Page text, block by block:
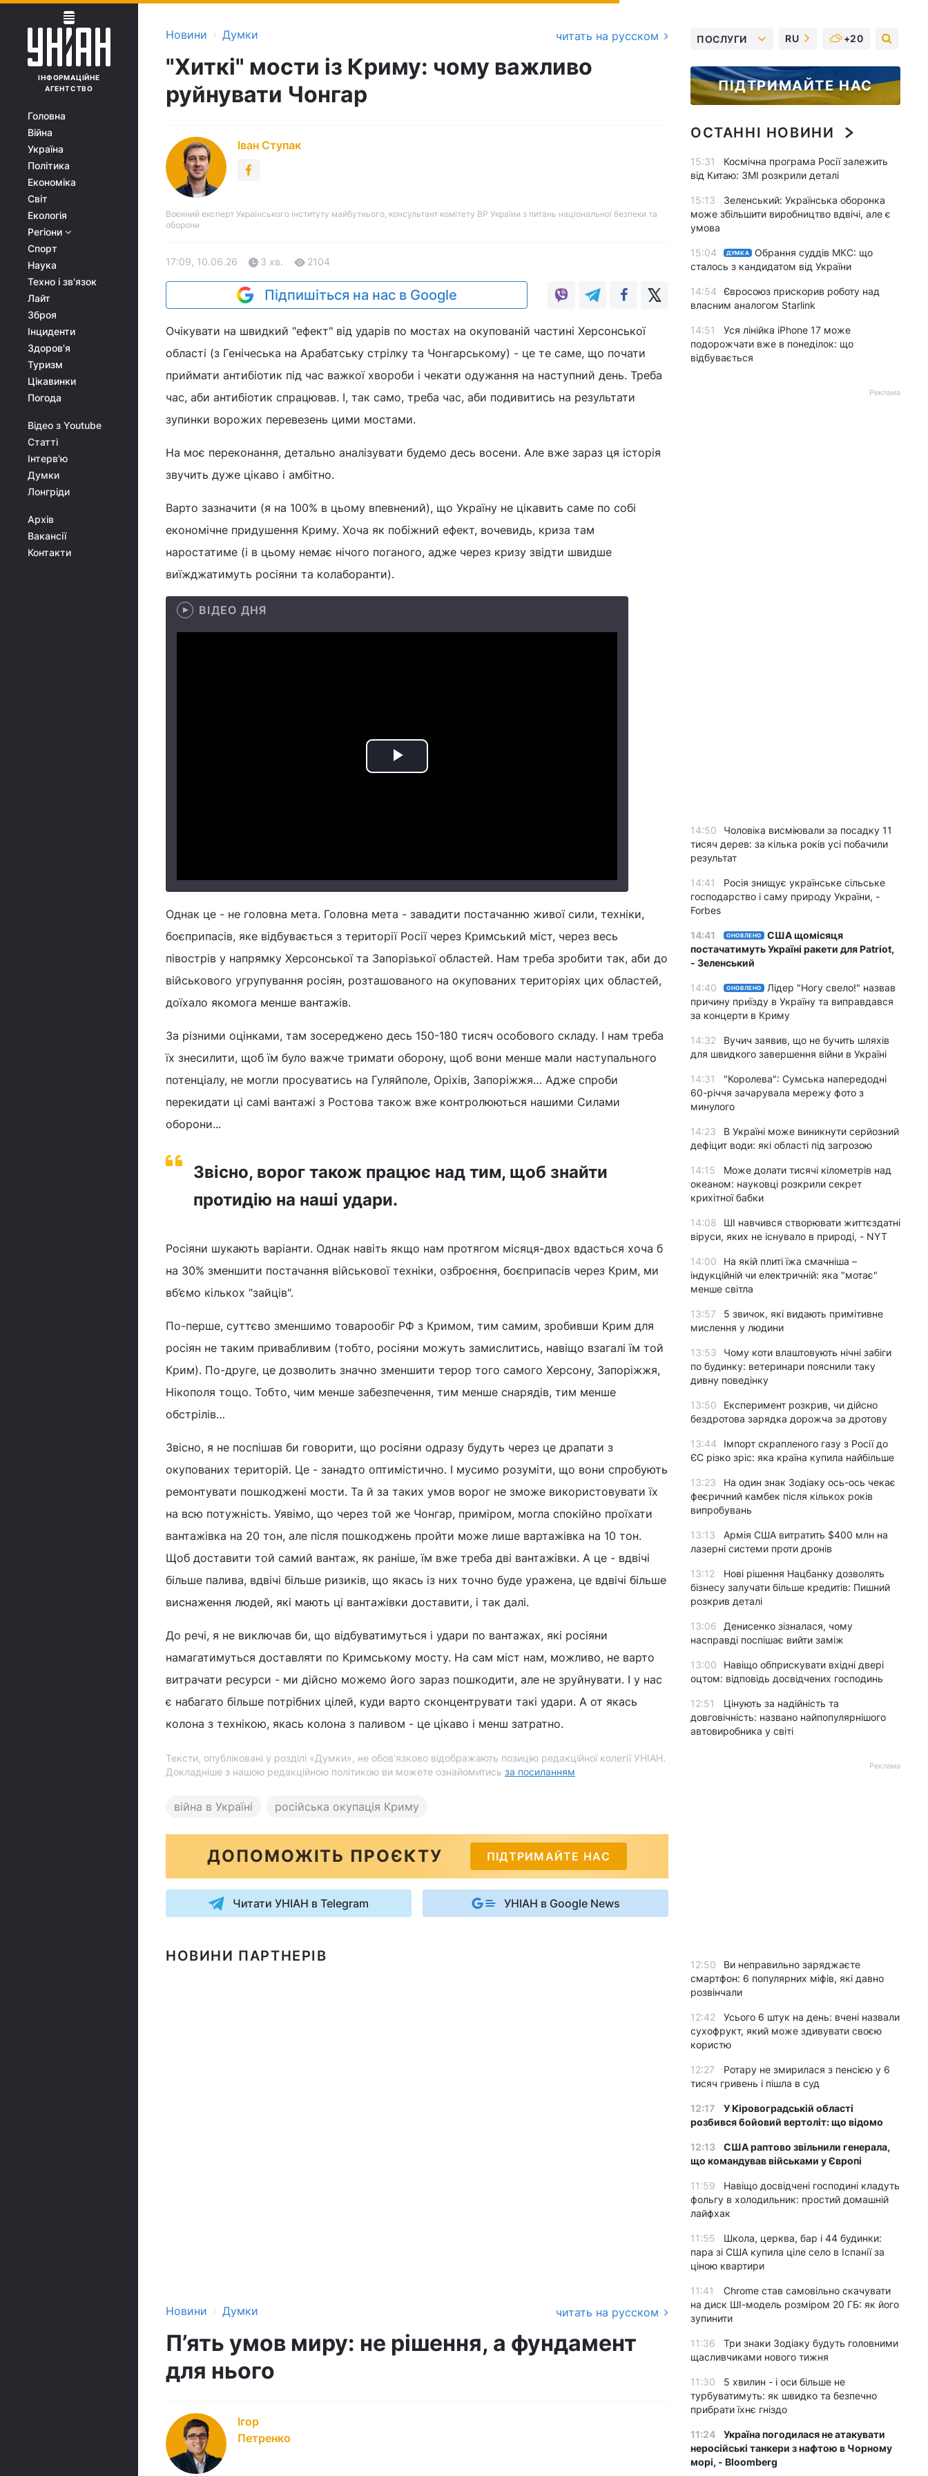
ІНФОРМАЦІЙНЕ
АГЕНТСТВО
Головна
Війна
Україна
Політика
Економіка
Світ
Екологія
Регіони
Спорт
Наука
Техно і зв'язок
Лайт
Зброя
Інциденти
Здоров'я
Туризм
Цікавинки
Погода
Відео з Youtube
Статті
Інтерв'ю
Думки
Лонгріди
Архів
Вакансії
Контакти
Новини › Думки читать на русском
"Хиткі" мости із Криму: чому важливо
руйнувати Чонгар
Іван Ступак
Воєнний експерт Українського інституту майбутнього, консультант комітету ВР України з питань національної безпеки та
оборони
17:09, 10.06.26 3 хв. 2104
Підпишіться на нас в Google
Очікувати на швидкий "ефект" від ударів по мостах на окупованій частині Херсонської
області (з Генічеська на Арабатську стрілку та Чонгарському) - це те саме, що почати
приймати антибіотик під час важкої хвороби і чекати одужання на наступний день. Треба
час, аби антибіотик спрацював. І, так само, треба час, аби подивитись на результати
зупинки ворожих перевезень цими мостами.
На моє переконання, детально аналізувати будемо десь восени. Але вже зараз ця історія
звучить дуже цікаво і амбітно.
Варто зазначити (я на 100% в цьому впевнений), що Україну не цікавить саме по собі
економічне придушення Криму. Хоча як побіжний ефект, вочевидь, криза там
наростатиме (і в цьому немає нічого поганого, адже через кризу звідти швидше
виїжджатимуть росіяни та колаборанти).
ВІДЕО ДНЯ
Play
Однак це - не головна мета. Головна мета - завадити постачанню живої сили, техніки,
боєприпасів, яке відбувається з території Росії через Кримський міст, через весь
півострів у напрямку Херсонської та Запорізької областей. Нам треба зробити так, аби до
військового угрупування росіян, розташованого на окупованих територіях цих областей,
доїхало якомога менше вантажів.
За різними оцінками, там зосереджено десь 150-180 тисяч особового складу. І нам треба
їх знесилити, щоб їм було важче тримати оборону, щоб вони менше мали наступального
потенціалу, не могли просуватись на Гуляйполе, Оріхів, Запоріжжя… Адже спроби
перекидати ці самі вантажі з Ростова також вже контролюються нашими Силами
оборони...
Звісно, ворог також працює над тим, щоб знайти
протидію на наші удари.
Росіяни шукають варіанти. Однак навіть якщо нам протягом місяця-двох вдасться хоча б
на 30% зменшити постачання військової техніки, озброєння, боєприпасів через Крим, ми
вб’ємо кількох "зайців".
По-перше, суттєво зменшимо товарообіг РФ з Кримом, тим самим, зробивши Крим для
росіян не таким привабливим (тобто, росіяни можуть замислитись, навіщо взагалі їм той
Крим). По-друге, це дозволить значно зменшити терор того самого Херсону, Запоріжжя,
Нікополя тощо. Тобто, чим менше забезпечення, тим менше снарядів, тим менше
обстрілів…
Звісно, я не поспішав би говорити, що росіяни одразу будуть через це драпати з
окупованих територій. Це - занадто оптимістично. І мусимо розуміти, що вони спробують
ремонтувати пошкоджені мости. Та й за таких умов ворог не зможе використовувати їх
на всю потужність. Уявімо, що через той же Чонгар, приміром, могла спокійно проїхати
вантажівка на 20 тон, але після пошкоджень пройти може лише вартажівка на 10 тон.
Щоб доставити той самий вантаж, як раніше, їм вже треба дві вантажівки. А це - вдвічі
більше палива, вдвічі більше ризиків, що якась із них точно буде уражена, це вдвічі більше
виснаження людей, які мають ці вантажівки доставити, і так далі.
До речі, я не виключав би, що відбуватимуться і удари по вантажах, які росіяни
намагатимуться доставляти по Кримському мосту. На сам міст нам, можливо, не варто
витрачати ресурси - ми дійсно можемо його зараз пошкодити, але не зруйнувати. І у нас
є набагато більше потрібних цілей, куди варто сконцентрувати такі удари. А от якась
колона з технікою, якась колона з паливом - це цікаво і менш затратно.
Тексти, опубліковані у розділі «Думки», не обов’язково відображають позицію редакційної колегії УНІАН.
Докладніше з нашою редакційною політикою ви можете ознайомитись за посиланням
війна в Україні російська окупація Криму
ДОПОМОЖІТЬ ПРОЄКТУ ПІДТРИМАЙТЕ НАС
Читати УНІАН в Telegram УНІАН в Google News
НОВИНИ ПАРТНЕРІВ
Новини › Думки читать на русском
П’ять умов миру: не рішення, а фундамент
для нього
Ігор
Петренко
ПОСЛУГИ RU +20
ПІДТРИМАЙТЕ НАС
ОСТАННІ НОВИНИ
15:31
Космічна програма Росії залежить
від Китаю: ЗМІ розкрили деталі
15:13
Зеленський: Українська оборонка
може збільшити виробництво вдвічі, але є
умова
15:04 ДУМКА
Обрання суддів МКС: що
сталось з кандидатом від України
14:54
Євросоюз прискорив роботу над
власним аналогом Starlink
14:51
Уся лінійка iPhone 17 може
подорожчати вже в понеділок: що
відбувається
Реклама
14:50
Чоловіка висміювали за посадку 11
тисяч дерев: за кілька років усі побачили
результат
14:41
Росія знищує українське сільське
господарство і саму природу України, -
Forbes
14:41 ОНОВЛЕНО
США щомісяця
постачатимуть Україні ракети для Patriot,
- Зеленський
14:40 ОНОВЛЕНО
Лідер "Ногу свело!" назвав
причину приїзду в Україну та виправдався
за концерти в Криму
14:32
Вучич заявив, що не бучить шляхів
для швидкого завершення війни в Україні
14:31
"Королева": Сумська напередодні
60-річчя зачарувала мережу фото з
минулого
14:23
В Україні може виникнути серйозний
дефіцит води: які області під загрозою
14:15
Може долати тисячі кілометрів над
океаном: науковці розкрили секрет
крихітної бабки
14:08
ШІ навчився створювати життєздатні
віруси, яких не існувало в природі, - NYT
14:00
На якій плиті їжа смачніша –
індукційній чи електричній: яка "мотає"
менше світла
13:57
5 звичок, які видають примітивне
мислення у людини
13:53
Чому коти влаштовують нічні забіги
по будинку: ветеринари пояснили таку
дивну поведінку
13:50
Експеримент розкрив, чи дійсно
бездротова зарядка дорожча за дротову
13:44
Імпорт скрапленого газу з Росії до
ЄС різко зріс: яка країна купила найбільше
13:23
На один знак Зодіаку ось-ось чекає
феєричний камбек після кількох років
випробувань
13:13
Армія США витратить $400 млн на
лазерні системи проти дронів
13:12
Нові рішення Нацбанку дозволять
бізнесу залучати більше кредитів: Пишний
розкрив деталі
13:06
Денисенко зізналася, чому
насправді поспішає вийти заміж
13:00
Навіщо обприскувати вхідні двері
оцтом: відповідь досвідчених господинь
12:51
Цінують за надійність та
довговічність: названо найпопулярнішого
автовиробника у світі
Реклама
12:50
Ви неправильно заряджаєте
смартфон: 6 популярних міфів, які давно
розвінчали
12:42
Усього 6 штук на день: вчені назвали
сухофрукт, який може здивувати своєю
користю
12:27
Ротару не змирилася з пенсією у 6
тисяч гривень і пішла в суд
12:17
У Кіровоградській області
розбився бойовий вертоліт: що відомо
12:13
США раптово звільнили генерала,
що командував військами у Європі
11:59
Навіщо досвідчені господині кладуть
фольгу в холодильник: простий домашній
лайфхак
11:55
Школа, церква, бар і 44 будинки:
пара зі США купила ціле село в Іспанії за
ціною квартири
11:41
Chrome став самовільно скачувати
на диск ШІ-модель розміром 20 ГБ: як його
зупинити
11:36
Три знаки Зодіаку будуть головними
щасливчиками нового тижня
11:30
5 хвилин - і оси більше не
турбуватимуть: як швидко та безпечно
прибрати їхнє гніздо
11:24
Україна погодилася не атакувати
неросійські танкери з нафтою в Чорному
морі, - Bloomberg